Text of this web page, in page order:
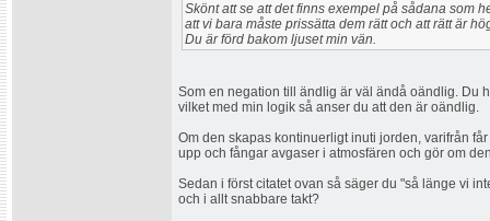
Skönt att se att det finns exempel på sådana som
att vi bara måste prissätta dem rätt och att rätt är
Du är förd bakom ljuset min vän.
Som en negation till ändlig är väl ändå oändlig. Du
vilket med min logik så anser du att den är oändlig.
Om den skapas kontinuerligt inuti jorden, varifrån
upp och fångar avgaser i atmosfären och gör om
Sedan i först citatet ovan så säger du "så länge vi
och i allt snabbare takt?